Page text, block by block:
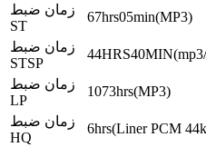
زمان ضبط
ST
67hrs05min(MP3)
زمان ضبط
STSP
زمان ضبط
LP
1073hrs(MP3)
زمان ضبط
HQ
6hrs(Liner PCM